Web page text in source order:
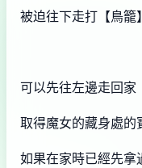
被迫往下走打【鳥籠
可以先往左邊走回家
取得魔女的藏身處的
如果在家時已經先拿